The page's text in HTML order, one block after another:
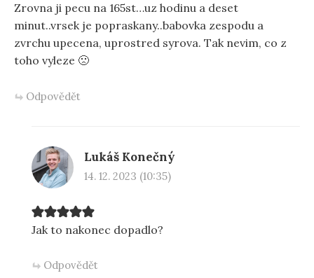
Zrovna ji pecu na 165st…uz hodinu a deset
minut..vrsek je popraskany..babovka zespodu a
zvrchu upecena, uprostred syrova. Tak nevim, co z
toho vyleze 🙁
Odpovědět
Lukáš Konečný
14. 12. 2023 (10:35)
Jak to nakonec dopadlo?
Odpovědět